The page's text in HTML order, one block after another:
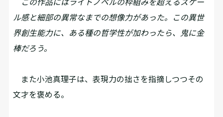
ル感と細部の異常なまでの想像力があった。この異世
界創生能力に、ある種の哲学性が加わったら、鬼に金
棒だろう。
また小池真理子は、表現力の拙さを指摘しつつその
文才を褒める。